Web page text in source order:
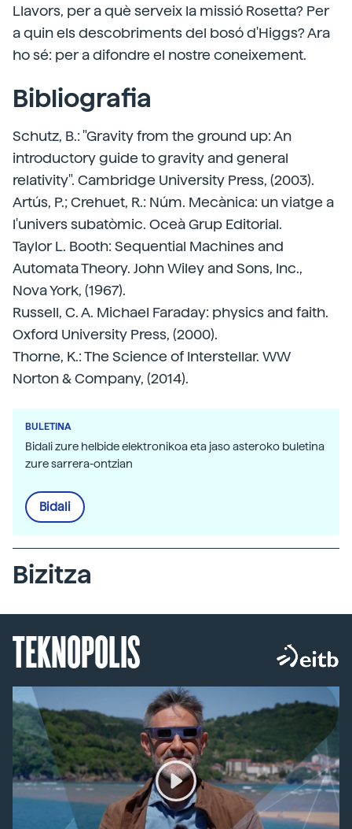
Llavors, per a què serveix la missió Rosetta? Per
a quin els descobriments del bosó d'Higgs? Ara
ho sé: per a difondre el nostre coneixement.
Bibliografia
Schutz, B.: "Gravity from the ground up: An
introductory guide to gravity and general
relativity". Cambridge University Press, (2003).
Artús, P.; Crehuet, R.: Núm. Mecànica: un viatge a
l'univers subatòmic. Oceà Grup Editorial.
Taylor L. Booth: Sequential Machines and
Automata Theory. John Wiley and Sons, Inc.,
Nova York, (1967).
Russell, C. A. Michael Faraday: physics and faith.
Oxford University Press, (2000).
Thorne, K.: The Science of Interstellar. WW
Norton & Company, (2014).
BULETINA
Bidali zure helbide elektronikoa eta jaso asteroko buletina
zure sarrera-ontzian
Bidali
Bizitza
TEKNOPOLIS